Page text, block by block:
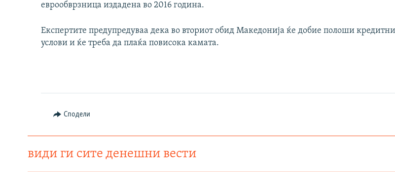
еврообврзница издадена во 2016 година.
Експертите предупредуваа дека во вториот обид Македонија ќе добие полоши кредитни
услови и ќе треба да плаќа повисока камата.
Сподели
види ги сите денешни вести